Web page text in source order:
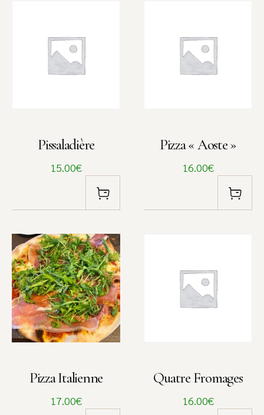
Pissaladière
15.00€
Pizza « Aoste »
16.00€
Pizza Italienne
17.00€
Quatre Fromages
16.00€